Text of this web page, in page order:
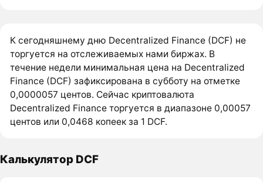
К сегодняшнему дню Decentralized Finance (DCF) не
торгуется на отслеживаемых нами биржах. В
течение недели минимальная цена на Decentralized
Finance (DCF) зафиксирована в субботу на отметке
0,0000057 центов. Сейчас криптовалюта
Decentralized Finance торгуется в диапазоне 0,00057
центов или 0,0468 копеек за 1 DCF.
Калькулятор DCF